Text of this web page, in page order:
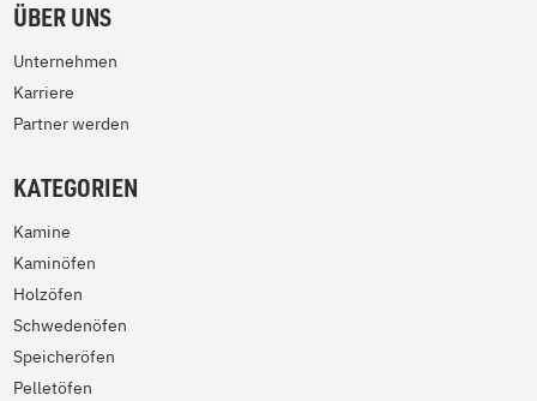
ÜBER UNS
Unternehmen
Karriere
Partner werden
KATEGORIEN
Kamine
Kaminöfen
Holzöfen
Schwedenöfen
Speicheröfen
Pelletöfen